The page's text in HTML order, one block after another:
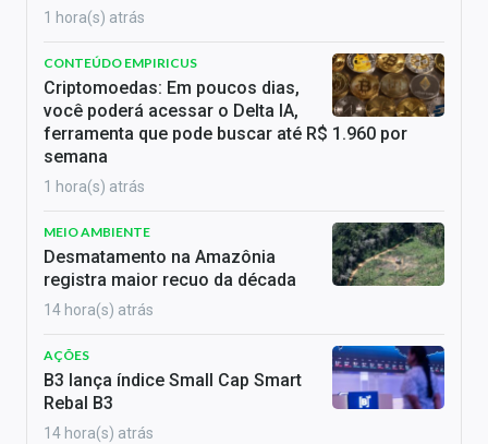
1 hora(s) atrás
CONTEÚDO EMPIRICUS
Criptomoedas: Em poucos dias,
você poderá acessar o Delta IA,
ferramenta que pode buscar até R$ 1.960 por
semana
1 hora(s) atrás
MEIO AMBIENTE
Desmatamento na Amazônia
registra maior recuo da década
14 hora(s) atrás
AÇÕES
B3 lança índice Small Cap Smart
Rebal B3
14 hora(s) atrás